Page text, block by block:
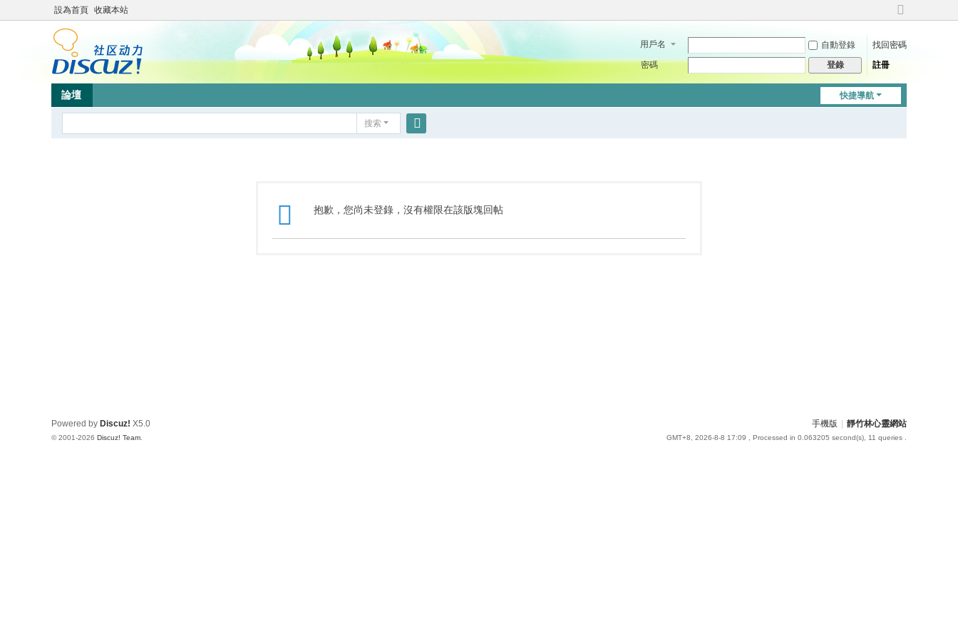
設為首頁 收藏本站
切
到
用戶名 自動登錄
找回密碼
密碼
登錄 註冊
快捷導航
論壇
搜索
抱歉，您尚未登錄，沒有權限在該版塊回帖
手機版 靜竹林心靈網站
GMT+8, 2026-8-8 17:09 , Processed in 0.063205 second(s), 11 queries .
Powered by Discuz! X5.0
© 2001-2026 Discuz! Team